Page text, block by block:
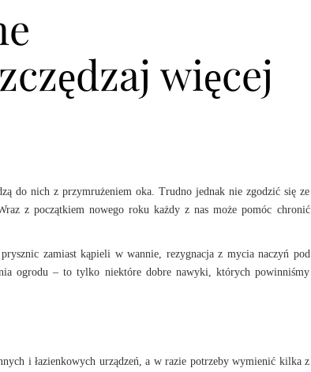
więcej
do nich z przymrużeniem oka. Trudno jednak nie zgodzić się ze
z początkiem nowego roku każdy z nas może pomóc chronić
zamiast kąpieli w wannie, rezygnacja z mycia naczyń pod
ogrodu – to tylko niektóre dobre nawyki, których powinniśmy
i łazienkowych urządzeń, a w razie potrzeby wymienić kilka z